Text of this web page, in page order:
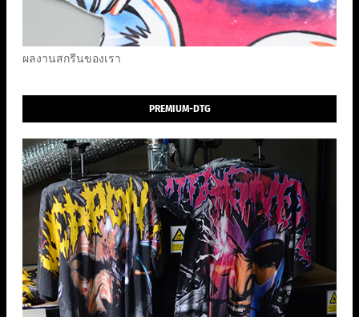
ผลงานสกรีนของเรา
PREMIUM-DTG